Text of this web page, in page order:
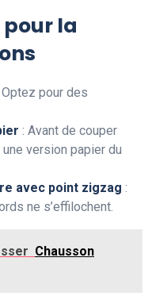
la
Optez pour des
: Avant de couper
version papier du
avec point zigzag :
ne s’effilochent.
Chausson